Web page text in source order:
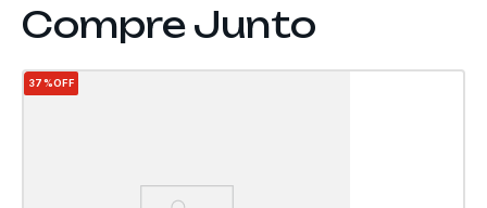
37%OFF